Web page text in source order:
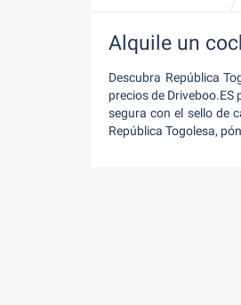
Alquile un
Descubra República
precios de
segura con el sello de
República Togolesa,